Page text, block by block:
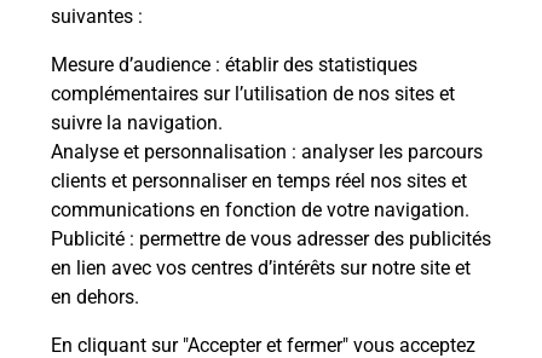
suivantes :
Mesure d’audience : établir des statistiques
complémentaires sur l’utilisation de nos sites et
suivre la navigation.
Analyse et personnalisation : analyser les parcours
clients et personnaliser en temps réel nos sites et
communications en fonction de votre navigation.
Publicité : permettre de vous adresser des publicités
en lien avec vos centres d’intérêts sur notre site et
en dehors.
En cliquant sur "Accepter et fermer" vous acceptez
S'inscrire au code de la route
Vous cherchez à passer votre code de la route auto
ou moto dans la commune Avon ? Découvrez toutes
nos solutions.
En savoir plus